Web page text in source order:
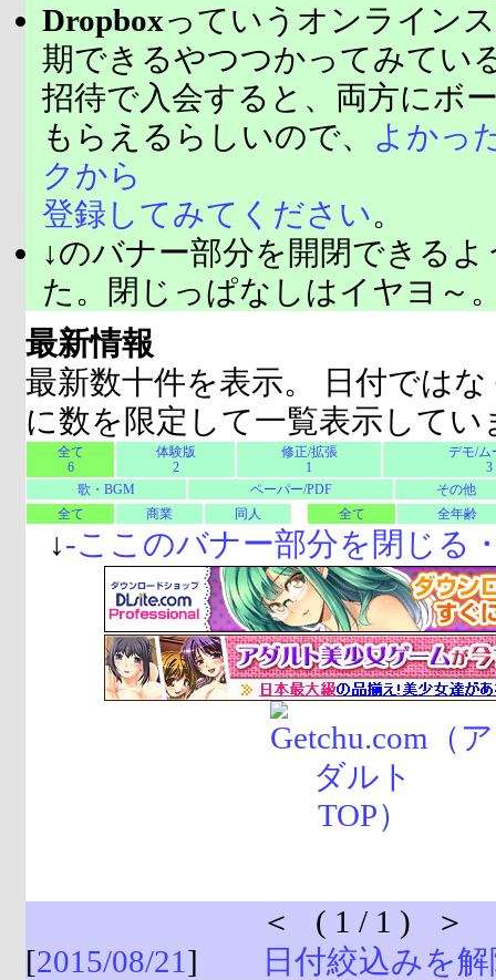
Dropboxっていうオンライン
期できるやつつかってみてい
招待で入会すると、両方にボ
もらえるらしいので、
よかっ
クから
登録してみてください。
↓のバナー部分を開閉できる
た。閉じっぱなしはイヤヨ～
最新情報
最新数十件を表示。 日付では
に数を限定して一覧表示してい
全て
6
体験版
2
修正/拡張
1
デモ/ム
3
歌・BGM
ペーパー/PDF
その他
全て
商業 同人 全て 全年齢
↓-ここのバナー部分を閉じる
＜ ( 1 / 1 ) ＞
[2015/08/21 ] 日付絞込みを